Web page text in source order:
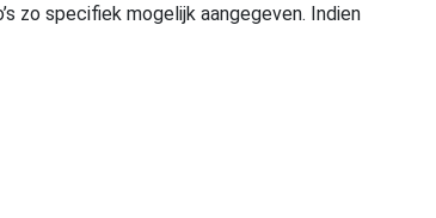
zo specifiek mogelijk aangegeven. Indien